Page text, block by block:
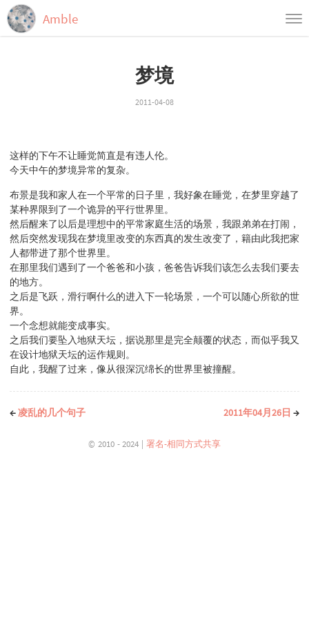
Amble
归档
标签
梦境
2011-04-08
这样的下午不让睡觉简直是有违人伦。
今天中午的梦境异常的复杂。
布景是我和家人在一个平常的日子里，我好象在睡觉，在梦里穿越了
某种界限到了一个诡异的平行世界里。
然后醒来了以后是理想中的平常家庭生活的场景，我跟弟弟在打闹，
然后突然发现我在梦境里改变的东西真的发生改变了，籍由此我把家
人都带进了那个世界里。
在那里我们遇到了一个爸爸和小孩，爸爸告诉我们该怎么去我们要去
的地方。
之后是飞跃，滑行啊什么的进入下一轮场景，一个可以随心所欲的世
界。
一个念想就能变成事实。
之后我们要坠入地狱天坛，据说那里是完全颠覆的状态，而似乎我又
在设计地狱天坛的运作规则。
自此，我醒了过来，像从很深沉绵长的世界里被撞醒。
←凌乱的几个句子 2011年04月26日 →
© 2010 - 2024 | 署名-相同方式共享